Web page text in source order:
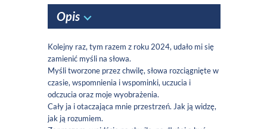
Opis
Kolejny raz, tym razem z roku 2024, udało mi się
zamienić myśli na słowa.
Myśli tworzone przez chwilę, słowa rozciągnięte w
czasie, wspomnienia i wspominki, uczucia i
odczucia oraz moje wyobrażenia.
Cały ja i otaczająca mnie przestrzeń. Jak ją widzę,
jak ją rozumiem.